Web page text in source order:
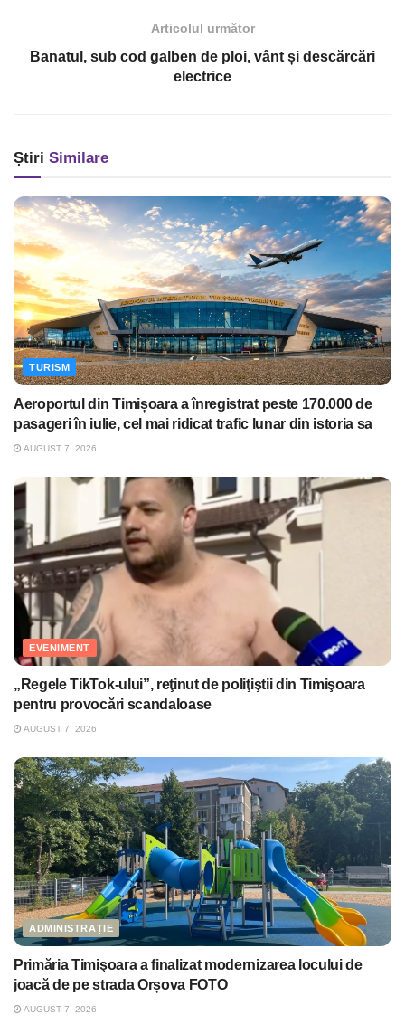
Articolul următor
Banatul, sub cod galben de ploi, vânt și descărcări
electrice
Știri Similare
TURISM
Aeroportul din Timișoara a înregistrat peste 170.000 de
pasageri în iulie, cel mai ridicat trafic lunar din istoria sa
AUGUST 7, 2026
EVENIMENT
„Regele TikTok-ului”, reţinut de poliţiştii din Timişoara
pentru provocări scandaloase
AUGUST 7, 2026
ADMINISTRAȚIE
Primăria Timişoara a finalizat modernizarea locului de
joacă de pe strada Orșova FOTO
AUGUST 7, 2026